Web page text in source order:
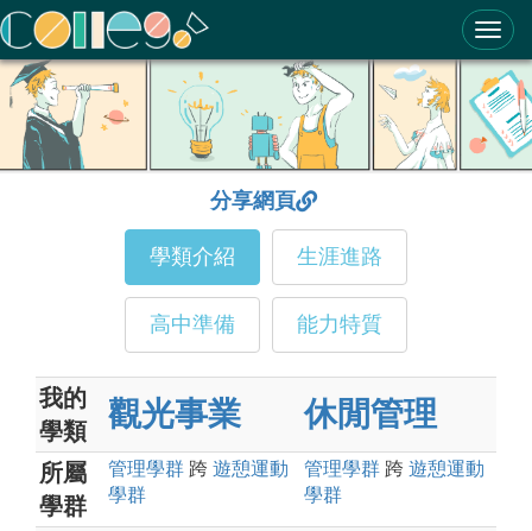
ColleGo! 大學選才與高中育才輔助系統
分享網頁
學類介紹 生涯進路
高中準備 能力特質
我的
學類
觀光事業 休閒管理
所屬
學群
管理學群 跨 遊憩運動
學群
管理學群 跨 遊憩運動
學群